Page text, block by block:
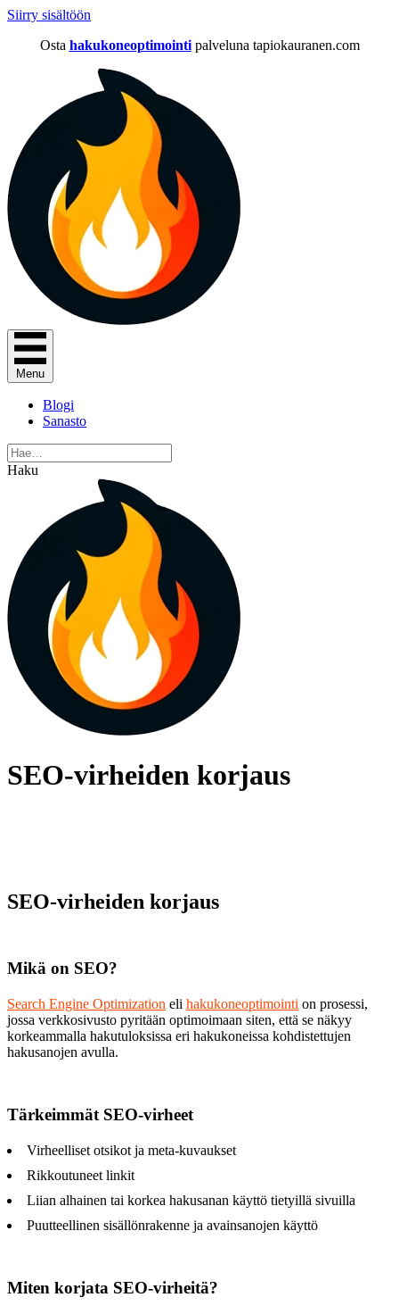
Siirry sisältöön
Osta hakukoneoptimointi palveluna tapiokauranen.com
Menu
Blogi
Sanasto
Haku
SEO-virheiden korjaus
SEO-virheiden korjaus
Mikä on SEO?
Search Engine Optimization eli hakukoneoptimointi on prosessi,
jossa verkkosivusto pyritään optimoimaan siten, että se näkyy
korkeammalla hakutuloksissa eri hakukoneissa kohdistettujen
hakusanojen avulla.
Tärkeimmät SEO-virheet
Virheelliset otsikot ja meta-kuvaukset
Rikkoutuneet linkit
Liian alhainen tai korkea hakusanan käyttö tietyillä sivuilla
Puutteellinen sisällönrakenne ja avainsanojen käyttö
Miten korjata SEO-virheitä?